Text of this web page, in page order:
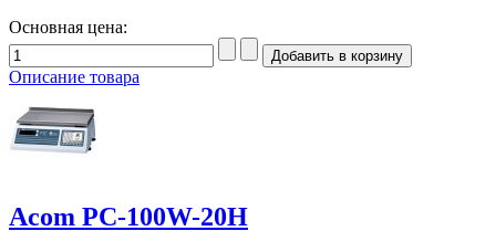
Основная цена:
Описание товара
Acom PC-100W-20H